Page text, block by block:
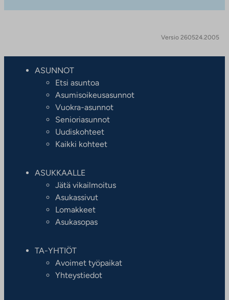
Versio 260524.2005
ASUNNOT
Etsi asuntoa
Asumisoikeusasunnot
Vuokra-asunnot
Senioriasunnot
Uudiskohteet
Kaikki kohteet
ASUKKAALLE
Jätä vikailmoitus
Asukassivut
Lomakkeet
Asukasopas
TA-YHTIÖT
Avoimet työpaikat
Yhteystiedot